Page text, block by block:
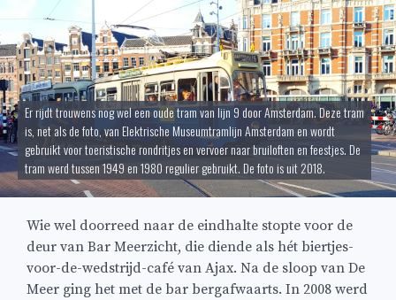
Er rijdt trouwens nog wel een oude tram van lijn 9 door Amsterdam. Deze tram
is, net als de foto, van Elektrische Museumtramlijn Amsterdam en wordt
gebruikt voor toeristische rondritjes en vervoer naar bruiloften en feestjes. De
tram werd tussen 1949 en 1980 regulier gebruikt. De foto is uit 2018.
Wie wel doorreed naar de eindhalte stopte voor de
deur van Bar Meerzicht, die diende als hét biertjes-
voor-de-wedstrijd-café van Ajax. Na de sloop van De
Meer ging het met de bar bergafwaarts. In 2008 werd